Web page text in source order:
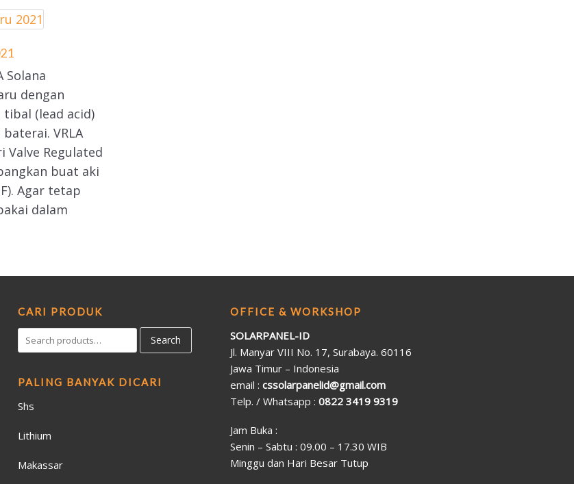
Solana
dengan
tibal (lead acid)
VRLA
Regulated
buat aki
Agar tetap
dalam
CARI PRODUK
Search
PALING BANYAK DICARI
Shs
Lithium
Makassar
OFFICE & WORKSHOP
SOLARPANEL-ID
Jl. Manyar VIII No. 17, Surabaya. 60116
Jawa Timur – Indonesia
email : cssolarpanelid@gmail.com
Telp. / Whatsapp : 0822 3419 9319
Jam Buka :
Senin – Sabtu : 09.00 – 17.30 WIB
Minggu dan Hari Besar Tutup